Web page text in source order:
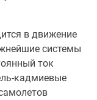
в движение
системы
ток
кадмиевые